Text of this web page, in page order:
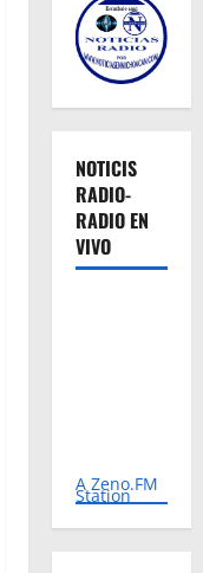
NOTICIS
RADIO-
RADIO EN
VIVO
A Zeno.FM
Station